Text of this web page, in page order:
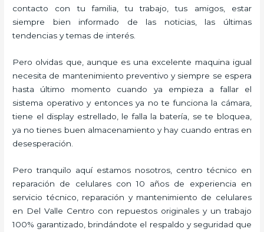
contacto con tu familia, tu trabajo, tus amigos, estar
siempre bien informado de las noticias, las últimas
tendencias y temas de interés.
Pero olvidas que, aunque es una excelente maquina igual
necesita de mantenimiento preventivo y siempre se espera
hasta último momento cuando ya empieza a fallar el
sistema operativo y entonces ya no te funciona la cámara,
tiene el display estrellado, le falla la batería, se te bloquea,
ya no tienes buen almacenamiento y hay cuando entras en
desesperación.
Pero tranquilo aquí estamos nosotros, centro técnico en
reparación de celulares con 10 años de experiencia en
servicio técnico, reparación y mantenimiento de celulares
en Del Valle Centro con repuestos originales y un trabajo
100% garantizado, brindándote el respaldo y seguridad que